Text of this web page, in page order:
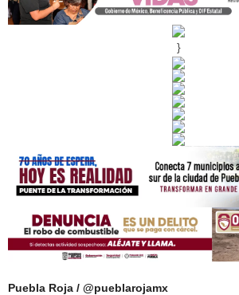
}
Puebla Roja / @pueblarojamx